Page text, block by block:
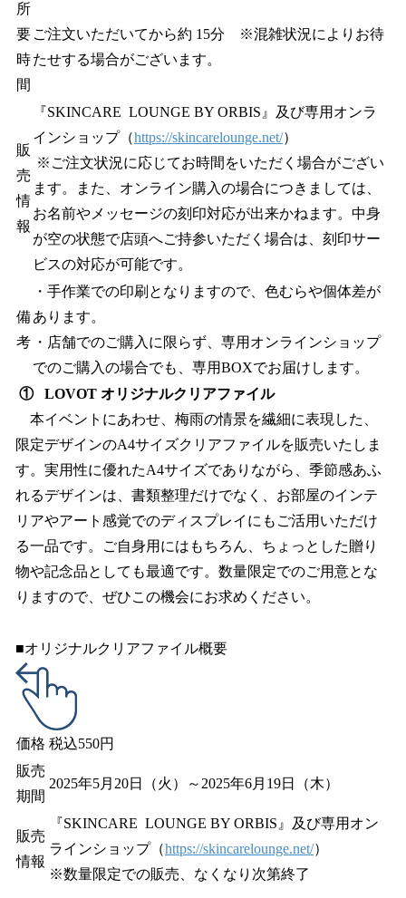
所
要
時
間
ご注文いただいてから約 15分 ※混雑状況によりお待
たせする場合がございます。
販
売
情
報
『SKINCARE LOUNGE BY ORBIS』及び専用オンラ
インショップ（https://skincarelounge.net/）
※ご注文状況に応じてお時間をいただく場合がござい
ます。また、オンライン購入の場合につきましては、
お名前やメッセージの刻印対応が出来かねます。中身
が空の状態で店頭へご持参いただく場合は、刻印サー
ビスの対応が可能です。
備
考
・手作業での印刷となりますので、色むらや個体差が
あります。
・店舗でのご購入に限らず、専用オンラインショップ
でのご購入の場合でも、専用BOXでお届けします。
① LOVOT オリジナルクリアファイル
本イベントにあわせ、梅雨の情景を繊細に表現した、
限定デザインのA4サイズクリアファイルを販売いたしま
す。実用性に優れたA4サイズでありながら、季節感あふ
れるデザインは、書類整理だけでなく、お部屋のインテ
リアやアート感覚でのディスプレイにもご活用いただけ
る一品です。ご自身用にはもちろん、ちょっとした贈り
物や記念品としても最適です。数量限定でのご用意とな
りますので、ぜひこの機会にお求めください。
■オリジナルクリアファイル概要
価格 税込550円
販売
期間
2025年5月20日（火）～2025年6月19日（木）
販売
情報
『SKINCARE LOUNGE BY ORBIS』及び専用オン
ラインショップ（https://skincarelounge.net/）
※数量限定での販売、なくなり次第終了